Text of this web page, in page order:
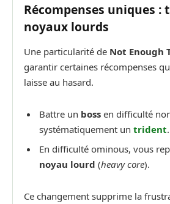
Récompenses uniques :
noyaux lourds
Une particularité de Not Enough
garantir certaines récompenses
laisse au hasard.
Battre un boss en difficulté
systématiquement un trident.
En difficulté ominous, vous
noyau lourd (heavy core).
Ce changement supprime la